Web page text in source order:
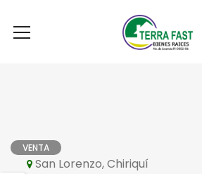
VENTA
San Lorenzo, Chiriquí